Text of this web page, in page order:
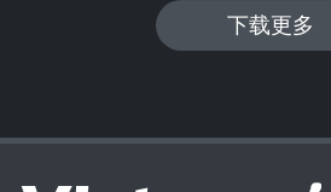
下载更多